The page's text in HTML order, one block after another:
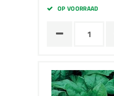
OP VOORRAAD